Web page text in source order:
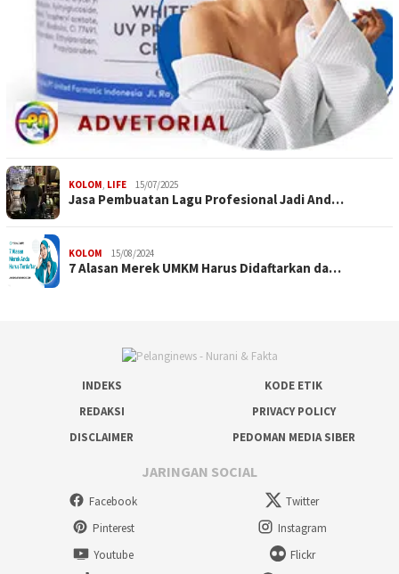
KOLOM, LIFE 15/07/2025
Jasa Pembuatan Lagu Profesional Jadi And…
KOLOM 15/08/2024
7 Alasan Merek UMKM Harus Didaftarkan da…
INDEKS
KODE ETIK
REDAKSI
PRIVACY POLICY
DISCLAIMER
PEDOMAN MEDIA SIBER
JARINGAN SOCIAL
Facebook
Twitter
Pinterest
Instagram
Youtube
Flickr